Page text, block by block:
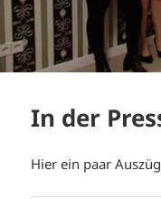
In der
Hier ein paar